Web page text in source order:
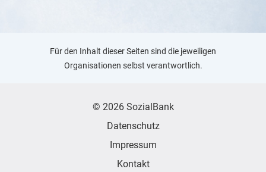
Für den Inhalt dieser Seiten sind die jeweiligen
Organisationen selbst verantwortlich.
© 2026 SozialBank
Datenschutz
Impressum
Kontakt